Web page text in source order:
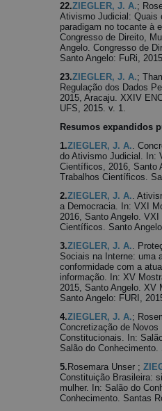
22.ZIEGLER, J. A.;
Ativismo Judicial: Quais
paradigam no tocante à
Congresso de Direito,
Angelo. Congresso de
Santo Angelo: FuRi,
23.ZIEGLER, J. A.;
Regulação dos Dados
2015, Aracaju. XXIV
UFS, 2015. v. 1.
Resumos expandidos
1.ZIEGLER, J. A..
do Ativismo Judicial. In:
Científicos, 2016, Santo
Trabalhos Científicos.
2.ZIEGLER, J. A..
a Democracia. In: VXI
2016, Santo Angelo.
Científicos. Santo
3.ZIEGLER, J. A..
Sociais na Interne: uma
conformidade com a
informação. In: XV
2015, Santo Angelo. XV
Santo Angelo: FURI,
4.ZIEGLER, J. A.;
Concretização de
Constitucionais. In:
Salão do
5. Rosemara Unser ;
Constituição Brasileira:
mulher. In: Salão do
Conhecimento. Santas